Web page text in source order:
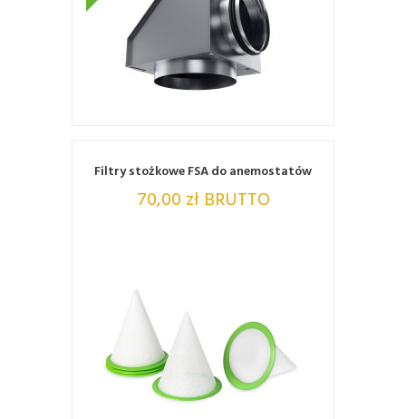
ZOBACZ
Filtry stożkowe FSA do anemostatów
70,00 zł BRUTTO